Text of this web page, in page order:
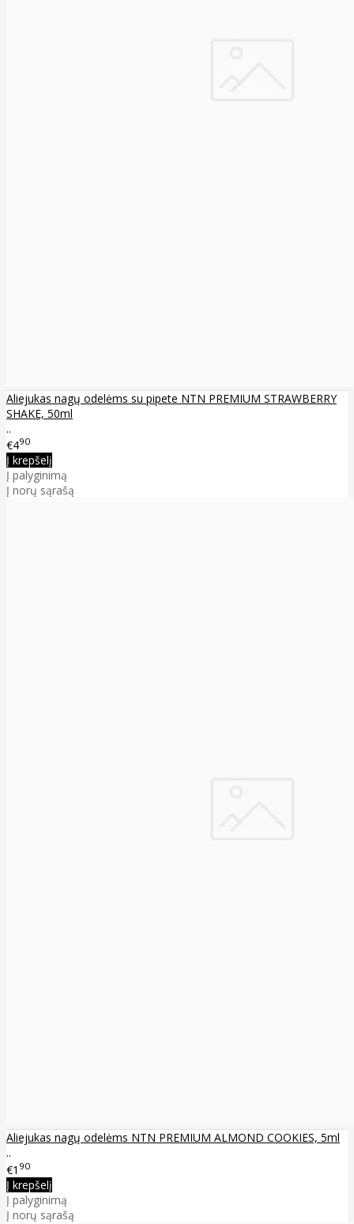
Aliejukas nagų odelėms su pipete NTN PREMIUM STRAWBERRY
SHAKE, 50ml
..
€490
Į krepšelį
Į palyginimą
Į norų sąrašą
Aliejukas nagų odelėms NTN PREMIUM ALMOND COOKIES, 5ml
..
€1 90
Į krepšelį
Į palyginimą
Į norų sąrašą